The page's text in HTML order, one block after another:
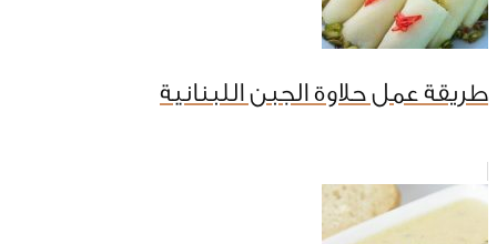
طريقة عمل حلاوة الجبن اللبنانية